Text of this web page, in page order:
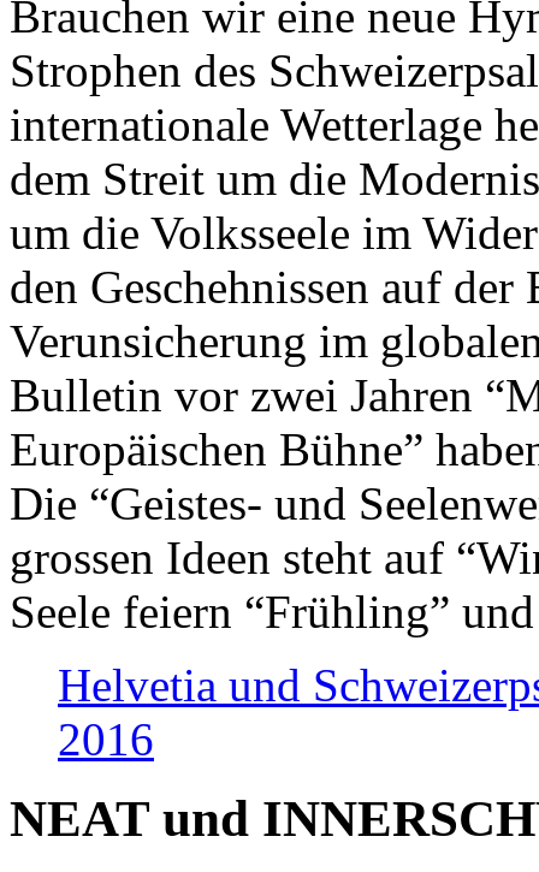
Brauchen wir eine neue
Strophen des
internationale Wetterlage
dem Streit um die
um die Volksseele im
den Geschehnissen auf
Verunsicherung im
Bulletin vor zwei Jahren
Europäischen Bühne”
Die “Geistes- und
grossen Ideen steht auf
Seele feiern “Frühling”
Helvetia und
2016
NEAT und